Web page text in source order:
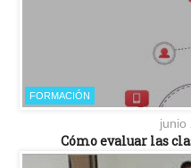
FORMACIÓN
junio
Cómo evaluar las